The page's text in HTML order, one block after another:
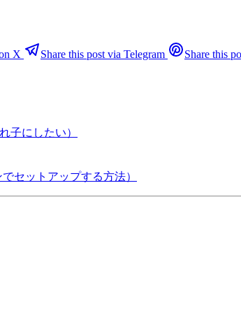
X Share this post via Telegram Share this
子にしたい）
セットアップする方法）